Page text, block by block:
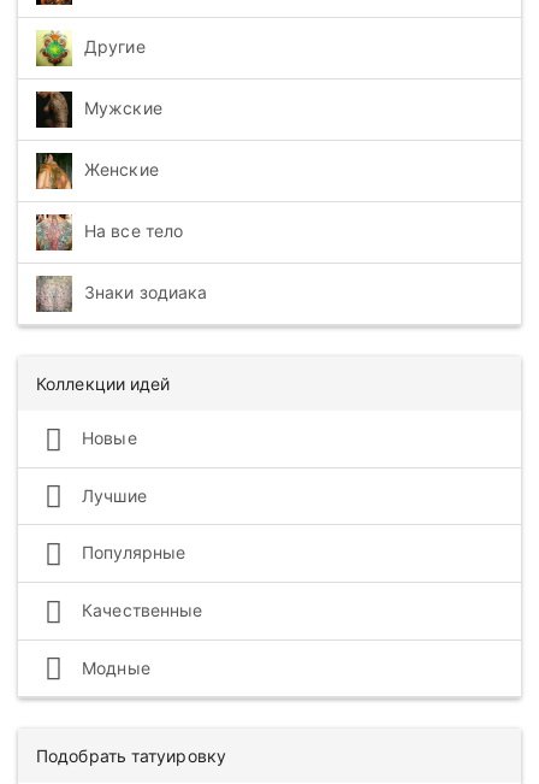
Другие
Мужские
Женские
На все тело
Знаки зодиака
Коллекции идей
Новые
Лучшие
Популярные
Качественные
Модные
Подобрать татуировку